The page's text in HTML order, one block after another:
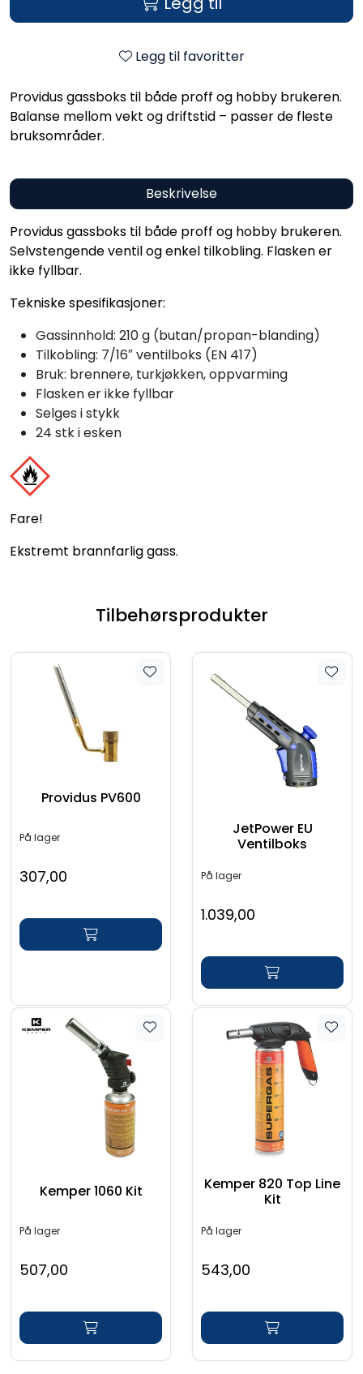
Legg til favoritter
Providus gassboks til både proff og hobby brukeren.
Balanse mellom vekt og driftstid – passer de fleste
bruksområder.
Beskrivelse
Providus gassboks til både proff og hobby brukeren.
Selvstengende ventil og enkel tilkobling. Flasken er
ikke fyllbar.
Tekniske spesifikasjoner:
Gassinnhold: 210 g (butan/propan-blanding)
Tilkobling: 7/16″ ventilboks (EN 417)
Bruk: brennere, turkjøkken, oppvarming
Flasken er ikke fyllbar
Selges i stykk
24 stk i esken
Fare!
Ekstremt brannfarlig gass.
Tilbehørsprodukter
Providus PV600
På lager
307,00
JetPower EU
Ventilboks
På lager
1.039,00
Kemper 1060 Kit
På lager
507,00
Kemper 820 Top Line
Kit
På lager
543,00